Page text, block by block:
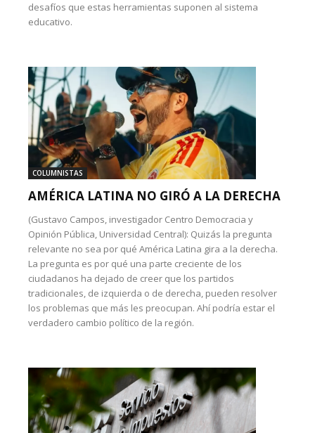
desafíos que estas herramientas suponen al sistema
educativo.
COLUMNISTAS
AMÉRICA LATINA NO GIRÓ A LA DERECHA
(Gustavo Campos, investigador Centro Democracia y
Opinión Pública, Universidad Central): Quizás la pregunta
relevante no sea por qué América Latina gira a la derecha.
La pregunta es por qué una parte creciente de los
ciudadanos ha dejado de creer que los partidos
tradicionales, de izquierda o de derecha, pueden resolver
los problemas que más les preocupan. Ahí podría estar el
verdadero cambio político de la región.